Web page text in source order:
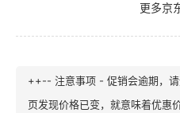
更多京
++-- 注意事项 - 促销会逾期，
页发现价格已变，就意味着优惠